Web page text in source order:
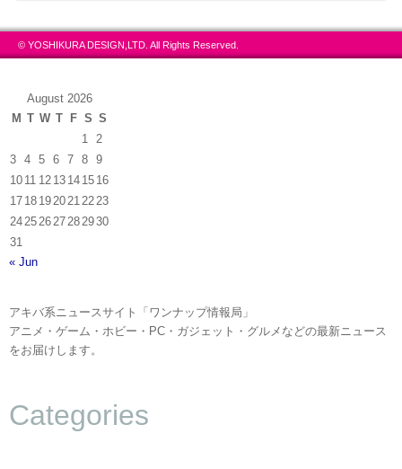
© YOSHIKURA DESIGN,LTD. All Rights Reserved.
August 2026
M T W T F S S
1
2
3
4 5 6 7 8
9
10 11 12 13 14 15 16
17 18 19 20 21 22 23
24 25 26 27 28 2930
31
« Jun
アキバ系ニュースサイト「ワンナップ情報局」
アニメ・ゲーム・ホビー・PC・ガジェット・グルメなどの最新ニュース
をお届けします。
Categories